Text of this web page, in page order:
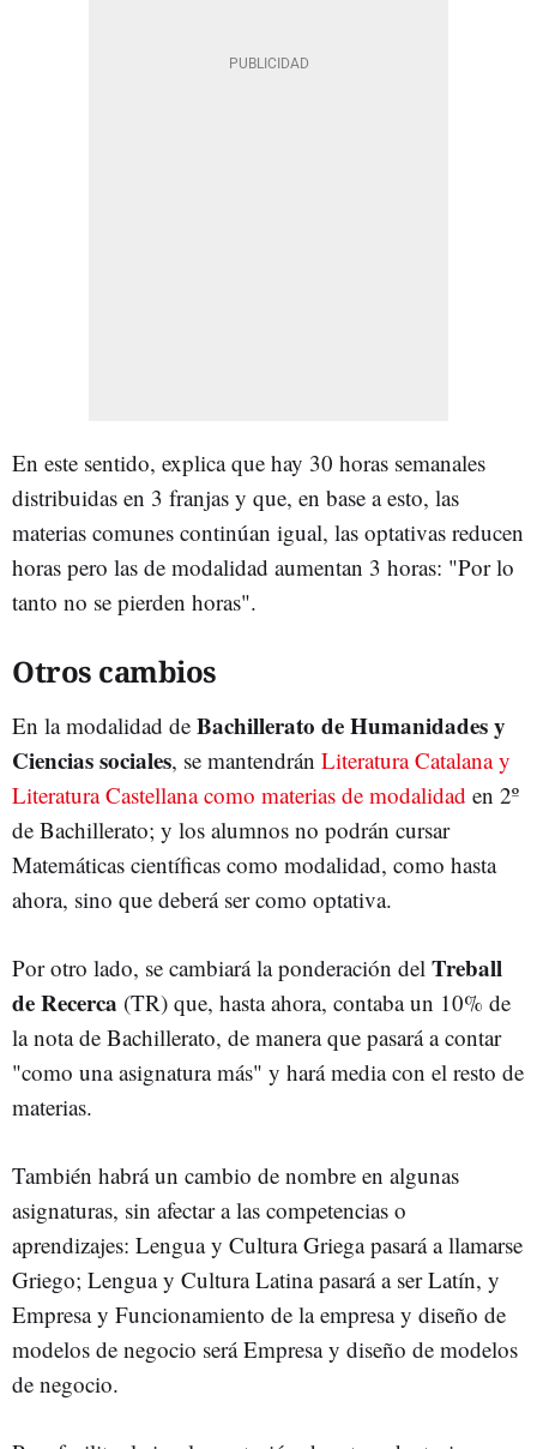
En este sentido, explica que hay 30 horas semanales
distribuidas en 3 franjas y que, en base a esto, las
materias comunes continúan igual, las optativas reducen
horas pero las de modalidad aumentan 3 horas: "Por lo
tanto no se pierden horas".
Otros cambios
En la modalidad de Bachillerato de Humanidades y
Ciencias sociales, se mantendrán Literatura Catalana y
Literatura Castellana como materias de modalidad en 2º
de Bachillerato; y los alumnos no podrán cursar
Matemáticas científicas como modalidad, como hasta
ahora, sino que deberá ser como optativa.
Por otro lado, se cambiará la ponderación del Treball
de Recerca (TR) que, hasta ahora, contaba un 10% de
la nota de Bachillerato, de manera que pasará a contar
"como una asignatura más" y hará media con el resto de
materias.
También habrá un cambio de nombre en algunas
asignaturas, sin afectar a las competencias o
aprendizajes: Lengua y Cultura Griega pasará a llamarse
Griego; Lengua y Cultura Latina pasará a ser Latín, y
Empresa y Funcionamiento de la empresa y diseño de
modelos de negocio será Empresa y diseño de modelos
de negocio.